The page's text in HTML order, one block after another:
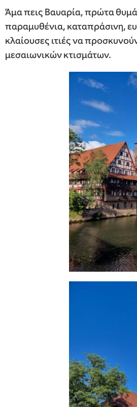
Άμα πεις Βαυαρία, πρώτα
παραμυθένια, καταπράσινη,
κλαίουσες ιτιές να
μεσαιωνικών κτισμάτων.